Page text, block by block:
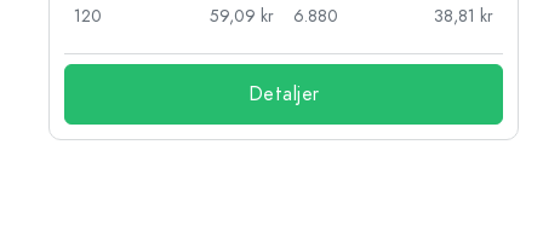
120
59,09 kr
6.880
38,81 kr
Detaljer